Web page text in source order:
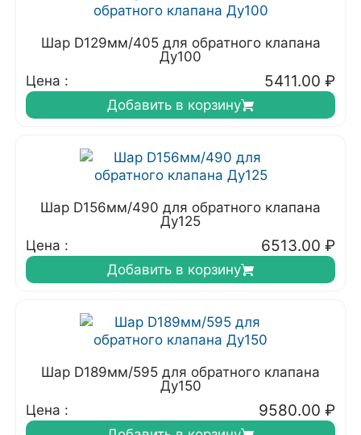
Шар D129мм/405 для обратного клапана
Ду100
Цена :
5411.00 ₽
Добавить в корзину
Шар D156мм/490 для обратного клапана
Ду125
Цена :
6513.00 ₽
Добавить в корзину
Шар D189мм/595 для обратного клапана
Ду150
Цена :
9580.00 ₽